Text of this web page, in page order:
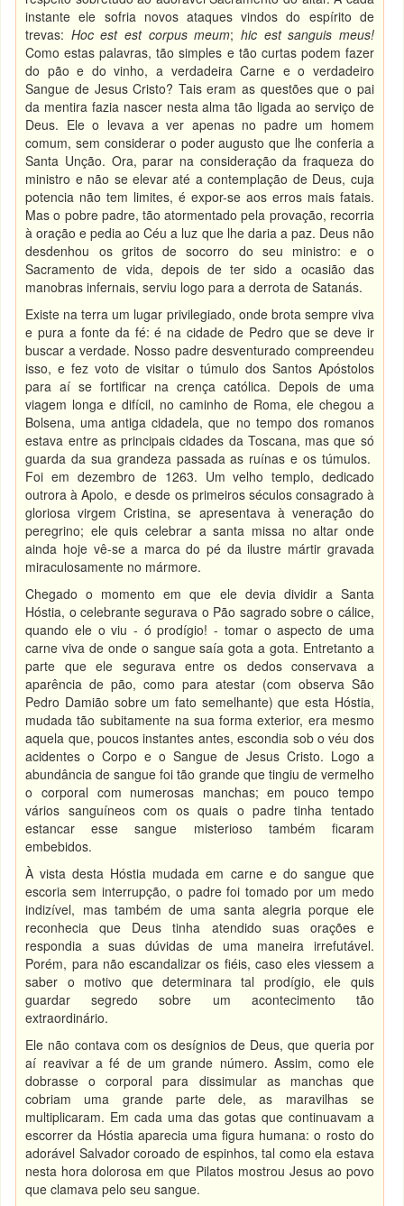
instante ele sofria novos ataques vindos do espírito de
trevas: Hoc est est corpus meum; hic est sanguis meus!
Como estas palavras, tão simples e tão curtas podem fazer
do pão e do vinho, a verdadeira Carne e o verdadeiro
Sangue de Jesus Cristo? Tais eram as questões que o pai
da mentira fazia nascer nesta alma tão ligada ao serviço de
Deus. Ele o levava a ver apenas no padre um homem
comum, sem considerar o poder augusto que lhe conferia a
Santa Unção. Ora, parar na consideração da fraqueza do
ministro e não se elevar até a contemplação de Deus, cuja
potencia não tem limites, é expor-se aos erros mais fatais.
Mas o pobre padre, tão atormentado pela provação, recorria
à oração e pedia ao Céu a luz que lhe daria a paz. Deus não
desdenhou os gritos de socorro do seu ministro: e o
Sacramento de vida, depois de ter sido a ocasião das
manobras infernais, serviu logo para a derrota de Satanás.
Existe na terra um lugar privilegiado, onde brota sempre viva
e pura a fonte da fé: é na cidade de Pedro que se deve ir
buscar a verdade. Nosso padre desventurado compreendeu
isso, e fez voto de visitar o túmulo dos Santos Apóstolos
para aí se fortificar na crença católica. Depois de uma
viagem longa e difícil, no caminho de Roma, ele chegou a
Bolsena, uma antiga cidadela, que no tempo dos romanos
estava entre as principais cidades da Toscana, mas que só
guarda da sua grandeza passada as ruínas e os túmulos.
Foi em dezembro de 1263. Um velho templo, dedicado
outrora à Apolo, e desde os primeiros séculos consagrado à
gloriosa virgem Cristina, se apresentava à veneração do
peregrino; ele quis celebrar a santa missa no altar onde
ainda hoje vê-se a marca do pé da ilustre mártir gravada
miraculosamente no mármore.
Chegado o momento em que ele devia dividir a Santa
Hóstia, o celebrante segurava o Pão sagrado sobre o cálice,
quando ele o viu - ó prodígio! - tomar o aspecto de uma
carne viva de onde o sangue saía gota a gota. Entretanto a
parte que ele segurava entre os dedos conservava a
aparência de pão, como para atestar (com observa São
Pedro Damião sobre um fato semelhante) que esta Hóstia,
mudada tão subitamente na sua forma exterior, era mesmo
aquela que, poucos instantes antes, escondia sob o véu dos
acidentes o Corpo e o Sangue de Jesus Cristo. Logo a
abundância de sangue foi tão grande que tingiu de vermelho
o corporal com numerosas manchas; em pouco tempo
vários sanguíneos com os quais o padre tinha tentado
estancar esse sangue misterioso também ficaram
embebidos.
À vista desta Hóstia mudada em carne e do sangue que
escoria sem interrupção, o padre foi tomado por um medo
indizível, mas também de uma santa alegria porque ele
reconhecia que Deus tinha atendido suas orações e
respondia a suas dúvidas de uma maneira irrefutável.
Porém, para não escandalizar os fiéis, caso eles viessem a
saber o motivo que determinara tal prodígio, ele quis
guardar segredo sobre um acontecimento tão
extraordinário.
Ele não contava com os desígnios de Deus, que queria por
aí reavivar a fé de um grande número. Assim, como ele
dobrasse o corporal para dissimular as manchas que
cobriam uma grande parte dele, as maravilhas se
multiplicaram. Em cada uma das gotas que continuavam a
escorrer da Hóstia aparecia uma figura humana: o rosto do
adorável Salvador coroado de espinhos, tal como ela estava
nesta hora dolorosa em que Pilatos mostrou Jesus ao povo
que clamava pelo seu sangue.